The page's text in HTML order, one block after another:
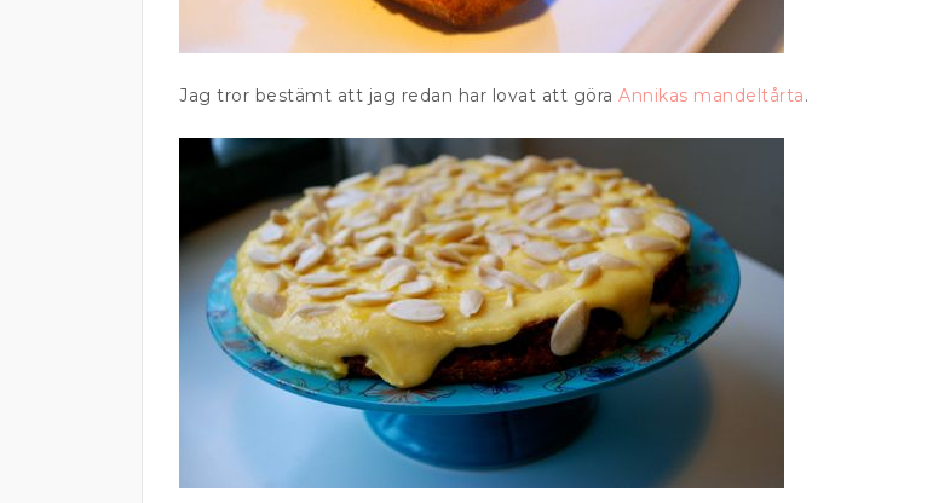
Jag tror bestämt att jag redan har lovat att göra Annikas mandeltårta.